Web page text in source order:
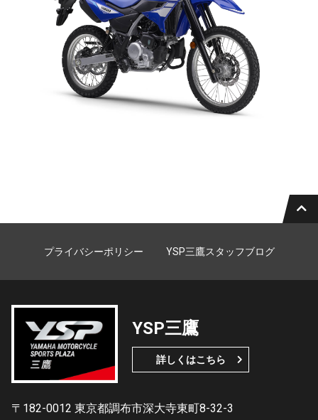
プライバシーポリシー YSP三鷹スタッフブログ
YSP三鷹
詳しくはこちら
〒182-0012 東京都調布市深大寺東町8-32-3